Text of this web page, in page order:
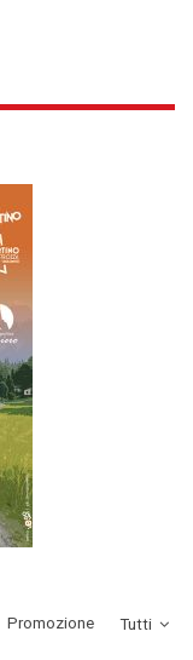
Tutti
­Promozione